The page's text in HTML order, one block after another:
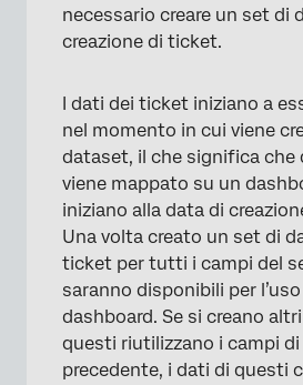
necessario creare un set di
creazione di ticket.
I dati dei ticket iniziano a
nel momento in cui viene
dataset, il che significa che
viene mappato su un
iniziano alla data di
Una volta creato un set di
ticket per tutti i campi del
saranno disponibili per
dashboard. Se si creano
questi riutilizzano i campi
precedente, i dati di questi